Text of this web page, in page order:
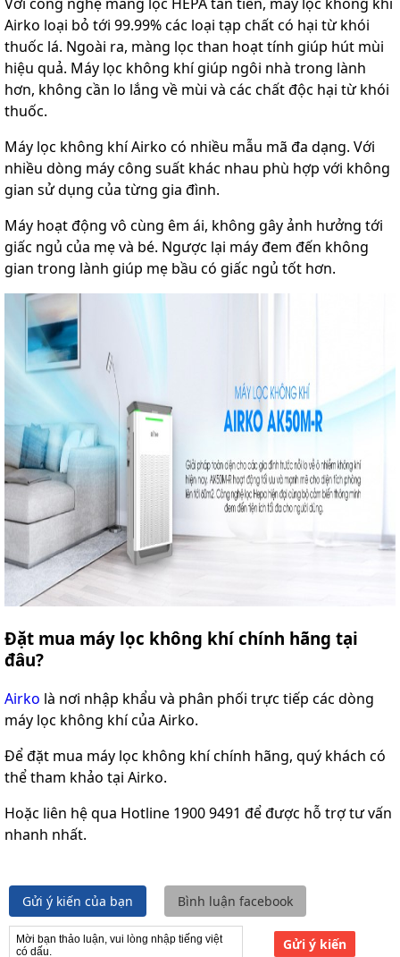
Airko loại bỏ tới 99.99% các loại tạp chất có hại từ khói
thuốc lá. Ngoài ra, màng lọc than hoạt tính giúp hút mùi
hiệu quả. Máy lọc không khí giúp ngôi nhà trong lành
hơn, không cần lo lắng về mùi và các chất độc hại từ khói
thuốc.
Máy lọc không khí Airko có nhiều mẫu mã đa dạng. Với
nhiều dòng máy công suất khác nhau phù hợp với không
gian sử dụng của từng gia đình.
Máy hoạt động vô cùng êm ái, không gây ảnh hưởng tới
giấc ngủ của mẹ và bé. Ngược lại máy đem đến không
gian trong lành giúp mẹ bầu có giấc ngủ tốt hơn.
Đặt mua máy lọc không khí chính hãng tại
đâu?
Airko là nơi nhập khẩu và phân phối trực tiếp các dòng
máy lọc không khí của Airko.
Để đặt mua máy lọc không khí chính hãng, quý khách có
thể tham khảo tại Airko.
Hoặc liên hệ qua Hotline 1900 9491 để được hỗ trợ tư vấn
nhanh nhất.
Gửi ý kiến của bạn Bình luận facebook
Gửi ý kiến